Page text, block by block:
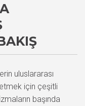
uluslararası
için çeşitli
başında